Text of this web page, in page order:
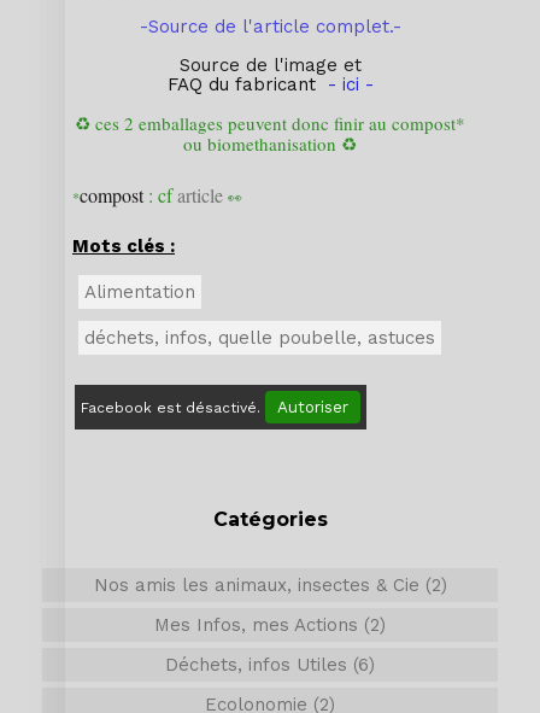
-Source de l'article complet.-
Source de l'image et
FAQ du fabricant
- ici -
♻️ ces 2 emballages peuvent donc finir au compost*
ou biomethanisation ♻️
*compost : cfarticle 👀
Mots clés :
Alimentation
déchets, infos, quelle poubelle, astuces
Facebook est désactivé. Autoriser
Catégories
Nos amis les animaux, insectes & Cie (2)
Mes Infos, mes Actions (2)
Déchets, infos Utiles (6)
Ecolonomie (2)